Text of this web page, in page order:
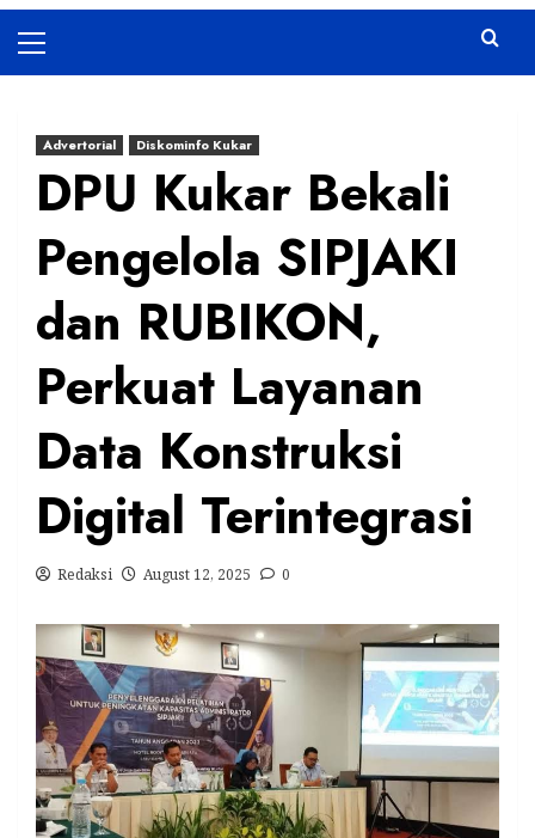
Menu
Advertorial Diskominfo Kukar
DPU Kukar Bekali
Pengelola SIPJAKI
dan RUBIKON,
Perkuat Layanan
Data Konstruksi
Digital Terintegrasi
Redaksi August 12, 2025 0